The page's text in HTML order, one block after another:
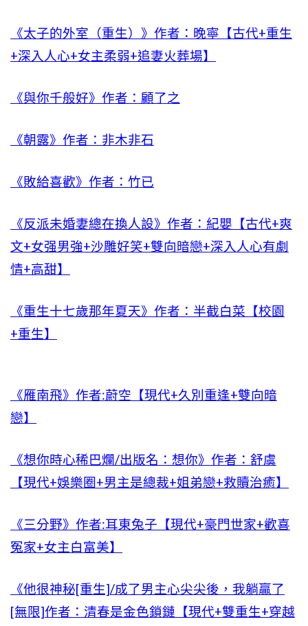
《太子的外室（重生）》作者：晚寧【古代+重生
+深入人心+女主柔弱+追妻火葬場】
《與你千般好》作者：顧了之
《朝露》作者：非木非石
《敗給喜歡》作者：竹已
《反派未婚妻總在換人設》作者：紀嬰【古代+爽
文+女强男強+沙雕好笑+雙向暗戀+深入人心有劇
情+高甜】
《重生十七歲那年夏天》作者：半截白菜【校園
+重生】
《雁南飛》作者:蔚空【現代+久別重逢+雙向暗
戀】
《想你時心稀巴爛/出版名：想你》作者：舒虞
【現代+娛樂圈+男主是總裁+姐弟戀+救贖治癒】
《三分野》作者:耳東兔子【現代+豪門世家+歡喜
冤家+女主白富美】
《他很神秘[重生]/成了男主心尖尖後，我躺贏了
[無限]作者：清春是金色鎖鏈【現代+雙重生+穿越